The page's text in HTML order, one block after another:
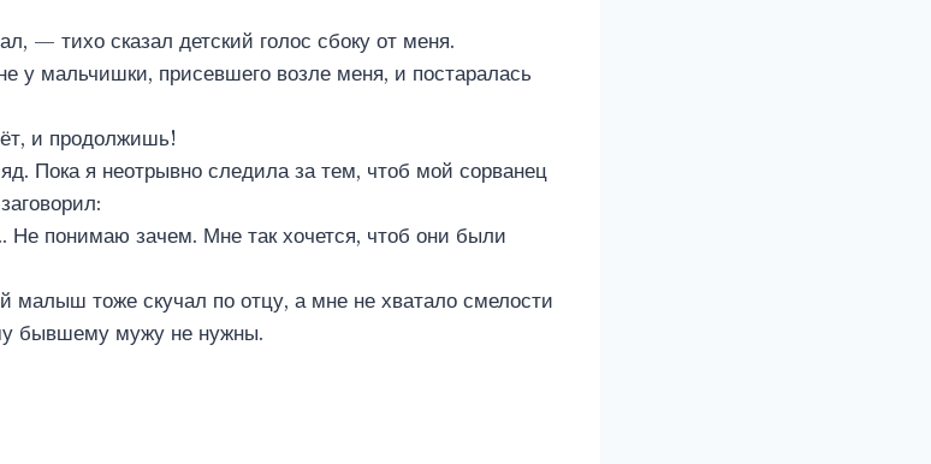
— тихо сказал детский голос сбоку от меня.
у мальчишки, присевшего возле меня, и постаралась
и продолжишь!
Пока я неотрывно следила за тем, чтоб мой сорванец
понимаю зачем. Мне так хочется, чтоб они были
малыш тоже скучал по отцу, а мне не хватало смелости
бывшему мужу не нужны.